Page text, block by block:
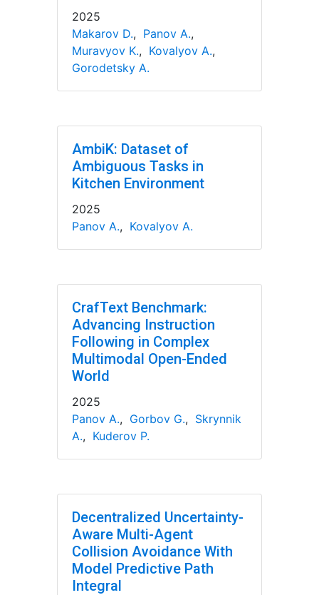
2025
Makarov D., Panov A.,
Muravyov K., Kovalyov A.,
Gorodetsky A.
AmbiK: Dataset of
Ambiguous Tasks in
Kitchen Environment
2025
Panov A., Kovalyov A.
CrafText Benchmark:
Advancing Instruction
Following in Complex
Multimodal Open-Ended
World
2025
Panov A., Gorbov G., Skrynnik
A., Kuderov P.
Decentralized Uncertainty-
Aware Multi-Agent
Collision Avoidance With
Model Predictive Path
Integral